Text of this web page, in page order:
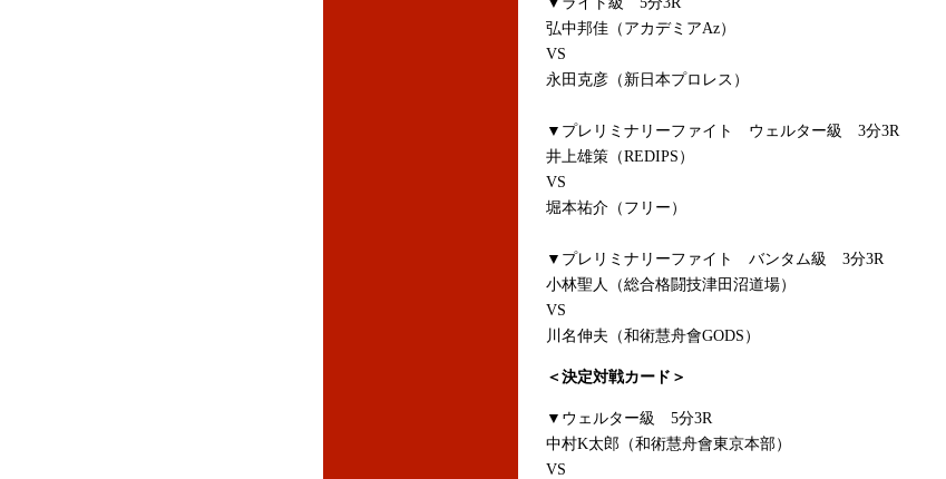
弘中邦佳（アカデミアAz）
VS
永田克彦（新日本プロレス）
▼プレリミナリーファイト ウェルター級 3分3R
井上雄策（REDIPS）
VS
堀本祐介（フリー）
▼プレリミナリーファイト バンタム級 3分3R
小林聖人（総合格闘技津田沼道場）
VS
川名伸夫（和術慧舟會GODS）
＜決定対戦カード＞
▼ウェルター級 5分3R
中村K太郎（和術慧舟會東京本部）
VS